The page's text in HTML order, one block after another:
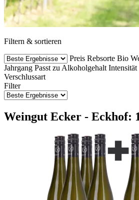
Filtern & sortieren
Preis Rebsorte Bio
Jahrgang Passt zu Alkoholgehalt Intensität
Verschlussart
Filter
Weingut Ecker - Eckhof: